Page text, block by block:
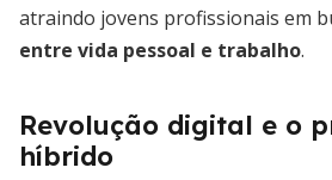
atraindo jovens profissionais em
entre vida pessoal e trabalho.
Revolução digital e o
híbrido